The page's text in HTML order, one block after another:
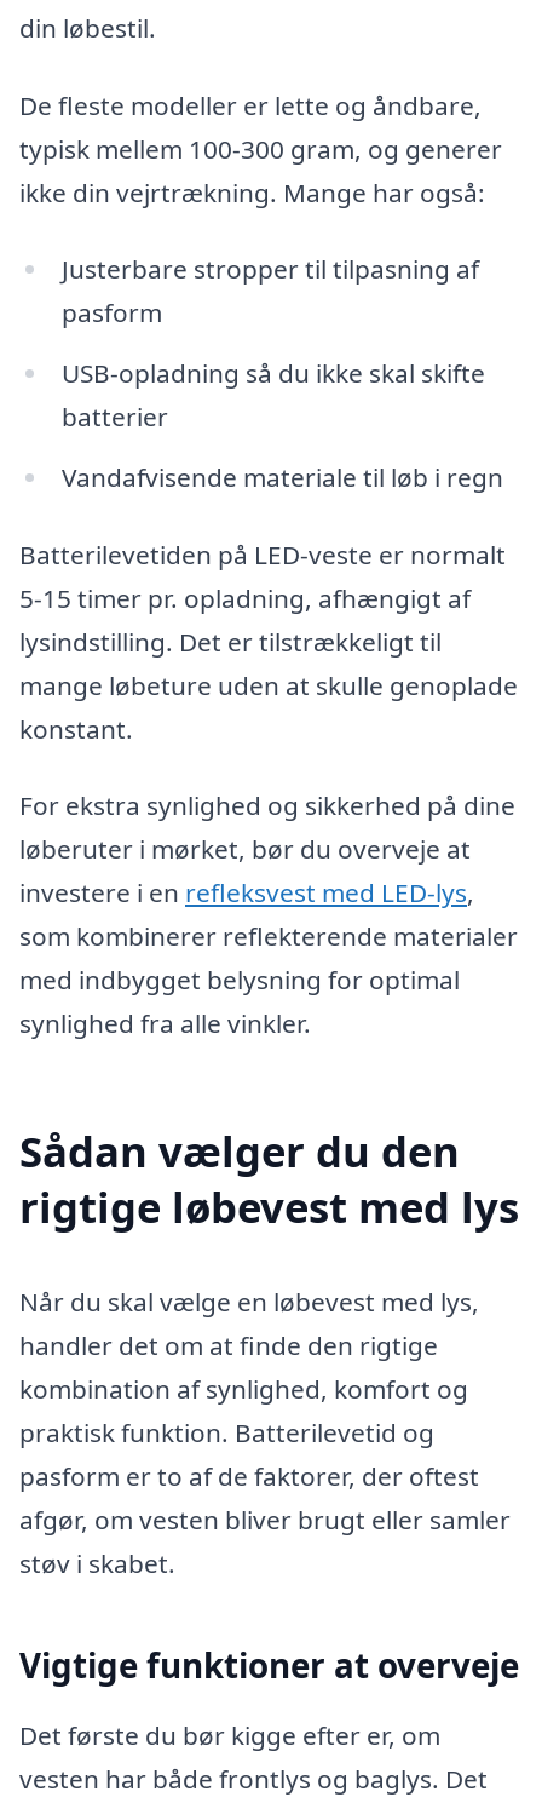
din løbestil.
De fleste modeller er lette og åndbare,
typisk mellem 100-300 gram, og generer
ikke din vejrtrækning. Mange har også:
Justerbare stropper til tilpasning af
pasform
USB-opladning så du ikke skal skifte
batterier
Vandafvisende materiale til løb i regn
Batterilevetiden på LED-veste er normalt
5-15 timer pr. opladning, afhængigt af
lysindstilling. Det er tilstrækkeligt til
mange løbeture uden at skulle genoplade
konstant.
For ekstra synlighed og sikkerhed på dine
løberuter i mørket, bør du overveje at
investere i en refleksvest med LED-lys,
som kombinerer reflekterende materialer
med indbygget belysning for optimal
synlighed fra alle vinkler.
Sådan vælger du den
rigtige løbevest med lys
Når du skal vælge en løbevest med lys,
handler det om at finde den rigtige
kombination af synlighed, komfort og
praktisk funktion. Batterilevetid og
pasform er to af de faktorer, der oftest
afgør, om vesten bliver brugt eller samler
støv i skabet.
Vigtige funktioner at overveje
Det første du bør kigge efter er, om
vesten har både frontlys og baglys. Det